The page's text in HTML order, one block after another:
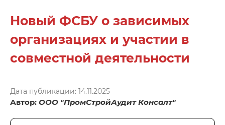
Новый ФСБУ о зависимых
организациях и участии в
совместной деятельности
Дата публикации: 14.11.2025
Автор: ООО "ПромСтройАудит Консалт"